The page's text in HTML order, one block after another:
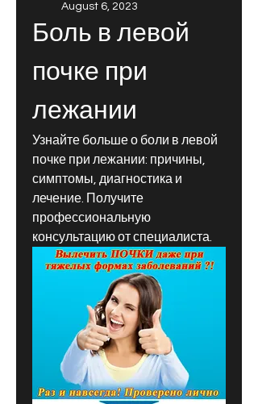
August 6, 2023
Боль в левой
почке при
лежании
Узнайте больше о боли в левой
почке при лежании: причины,
симптомы, диагностика и
лечение. Получите
профессиональную
консультацию от специалиста.